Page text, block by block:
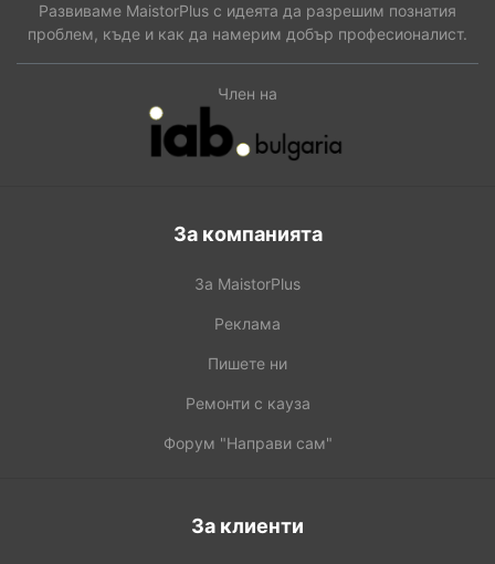
Развиваме MaistorPlus с идеята да разрешим познатия
проблем, къде и как да намерим добър професионалист.
Член на
За компанията
За MaistorPlus
Реклама
Пишете ни
Ремонти с кауза
Форум "Направи сам"
За клиенти